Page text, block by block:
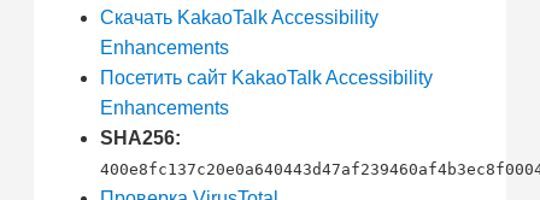
Скачать KakaoTalk Accessibility
Enhancements
Посетить сайт KakaoTalk Accessibility
Enhancements
SHA256: